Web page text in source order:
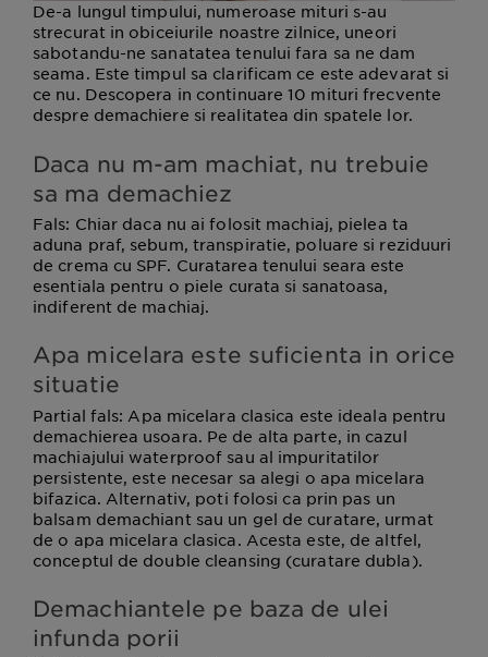
De-a lungul timpului, numeroase mituri s-au
strecurat in obiceiurile noastre zilnice, uneori
sabotandu-ne sanatatea tenului fara sa ne dam
seama. Este timpul sa clarificam ce este adevarat si
ce nu. Descopera in continuare 10 mituri frecvente
despre demachiere si realitatea din spatele lor.
Daca nu m-am machiat, nu trebuie
sa ma demachiez
Fals: Chiar daca nu ai folosit machiaj, pielea ta
aduna praf, sebum, transpiratie, poluare si reziduuri
de crema cu SPF. Curatarea tenului seara este
esentiala pentru o piele curata si sanatoasa,
indiferent de machiaj.
Apa micelara este suficienta in orice
situatie
Partial fals: Apa micelara clasica este ideala pentru
demachierea usoara. Pe de alta parte, in cazul
machiajului waterproof sau al impuritatilor
persistente, este necesar sa alegi o apa micelara
bifazica. Alternativ, poti folosi ca prin pas un
balsam demachiant sau un gel de curatare, urmat
de o apa micelara clasica. Acesta este, de altfel,
conceptul de double cleansing (curatare dubla).
Demachiantele pe baza de ulei
infunda porii